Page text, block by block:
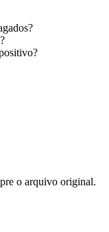
o arquivo original.